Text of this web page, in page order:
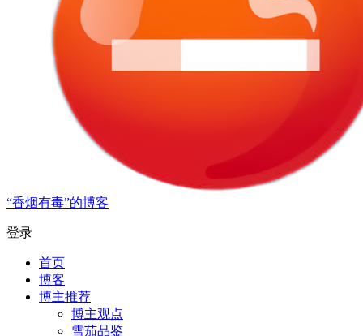
“香烟有毒”的博客
登录
首页
博客
博主推荐
博主观点
雪茄品鉴